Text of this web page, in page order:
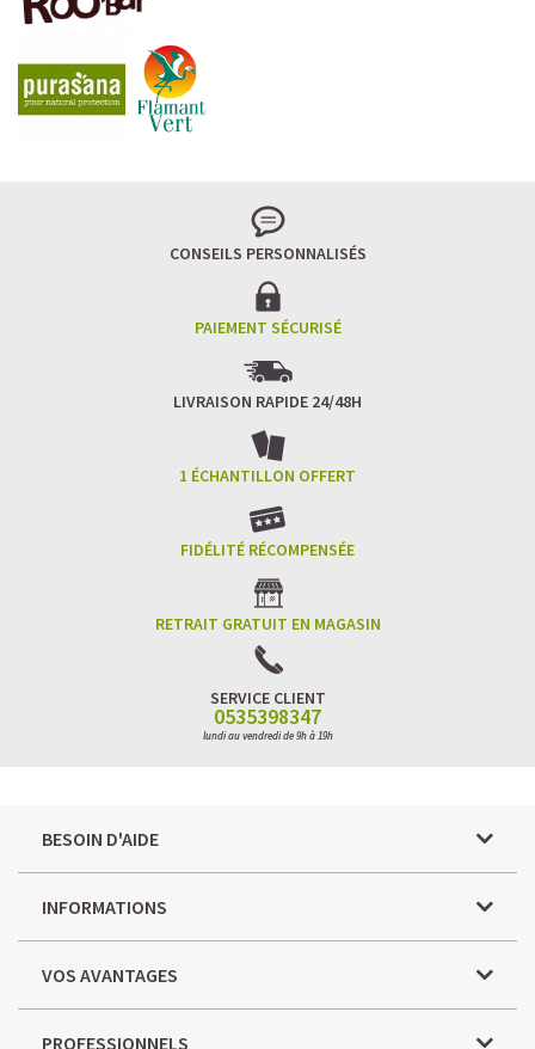
CONSEILS PERSONNALISÉS
PAIEMENT SÉCURISÉ
LIVRAISON RAPIDE 24/48H
1 ÉCHANTILLON OFFERT
FIDÉLITÉ RÉCOMPENSÉE
RETRAIT GRATUIT EN MAGASIN
SERVICE CLIENT
0535398347
lundi au vendredi de 9h à 19h
BESOIN D'AIDE
INFORMATIONS
VOS AVANTAGES
PROFESSIONNELS